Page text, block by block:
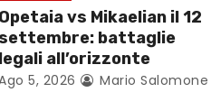
Opetaia vs Mikaelian il 12
battaglie
legali all’orizzonte
5, 2026 Mario Salomone